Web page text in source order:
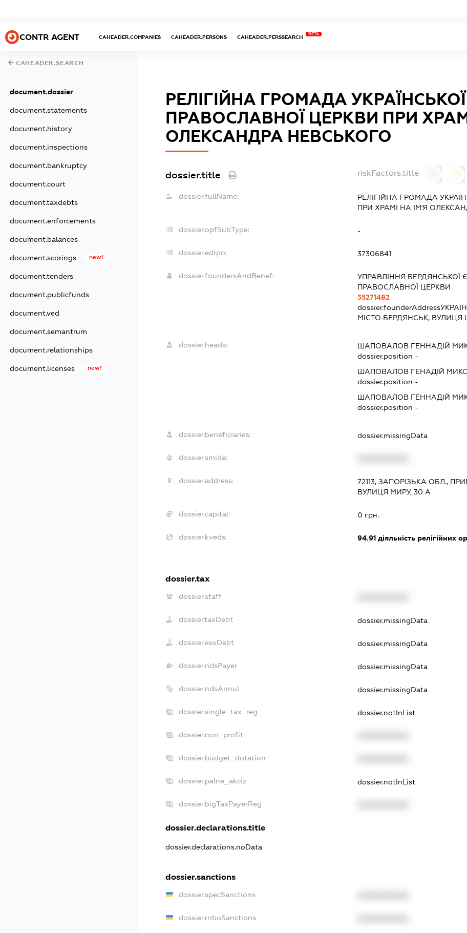
CONTR AGENT CAHEADER.COMPANIES CAHEADER.PERSONS CAHEADER.PERSSEARCH
BETA
CAHEADER.SEARCH
document.dossier
document.statements
document.history
document.inspections
document.bankruptcy
document.court
document.taxdebts
document.enforcements
document.balances
document.scorings new!
document.tenders
document.publicfunds
document.ved
document.semantrum
document.relationships
document.licenses new!
РЕЛІГІЙНА ГРОМАДА УКРАЇНСЬКОЇ
ПРАВОСЛАВНОЇ ЦЕРКВИ ПРИ
ОЛЕКСАНДРА НЕВСЬКОГО
dossier.title riskFactors.title
dossier.fullName:
РЕЛІГІЙНА ГРОМАДА
ПРИ ХРАМІ НА ІМ'Я
dossier.opfSubType: -
dossier.edrpo: 37306841
dossier.foundersAndBenef:
УПРАВЛІННЯ БЕРДЯНСЬКОЇ
ПРАВОСЛАВНОЇ ЦЕРКВИ
35271482
dossier.founderAddress
МІСТО БЕРДЯНСЬК,
dossier.heads: ШАПОВАЛОВ ГЕННАДІЙ
dossier.position -
ШАПОВАЛОВ ГЕНАДІЙ
dossier.position -
ШАПОВАЛОВ ГЕННАДІЙ
dossier.position -
dossier.beneficiaries: dossier.missingData
dossier.smida:
dossier.address:
72113, ЗАПОРІЗЬКА ОБЛ.,
ВУЛИЦЯ МИРУ, 30 А
dossier.capital: 0 грн.
dossier.kveds: 94.91діяльність релігійних
dossier.tax
dossier.staff
dossier.taxDebt dossier.missingData
dossier.esvDebt dossier.missingData
dossier.ndsPayer dossier.missingData
dossier.ndsAnnul dossier.missingData
dossier.single_tax_reg dossier.notInList
dossier.non_profit
dossier.budget_dotation
dossier.palne_akciz dossier.notInList
dossier.bigTaxPayerReg
dossier.declarations.title
dossier.declarations.noData
dossier.sanctions
dossier.specSanctions
dossier.rnboSanctions